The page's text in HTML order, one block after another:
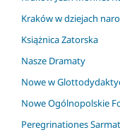
Kraków w dziejach
Książnica Zatorska
Nasze Dramaty
Nowe w
Nowe Ogólnopolskie
Peregrinationes